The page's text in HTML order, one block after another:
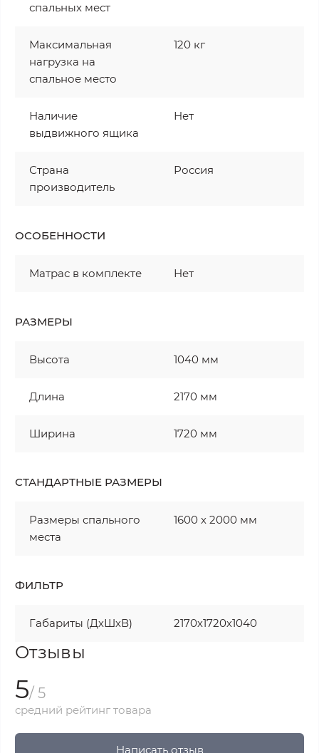
спальных мест
Максимальная
нагрузка на
спальное место
120 кг
Наличие
выдвижного ящика
Нет
Страна
производитель
Россия
ОСОБЕННОСТИ
Матрас в комплекте Нет
РАЗМЕРЫ
Высота 1040 мм
Длина 2170 мм
Ширина 1720 мм
СТАНДАРТНЫЕ РАЗМЕРЫ
Размеры спального
места
1600 х 2000 мм
ФИЛЬТР
Габариты (ДхШхВ) 2170х1720х1040
Отзывы
5/ 5
средний рейтинг товара
Написать отзыв